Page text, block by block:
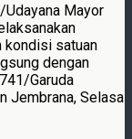
Udayana Mayor
kondisi satuan
dengan
Garuda
Jembrana, Selasa